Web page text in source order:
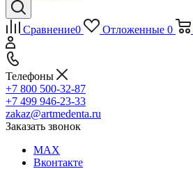
Сравнение0 Отложенные 0
Телефоны
+7 800 500-32-87
+7 499 946-23-33
zakaz@artmedenta.ru
Заказать звонок
MAX
Вконтакте